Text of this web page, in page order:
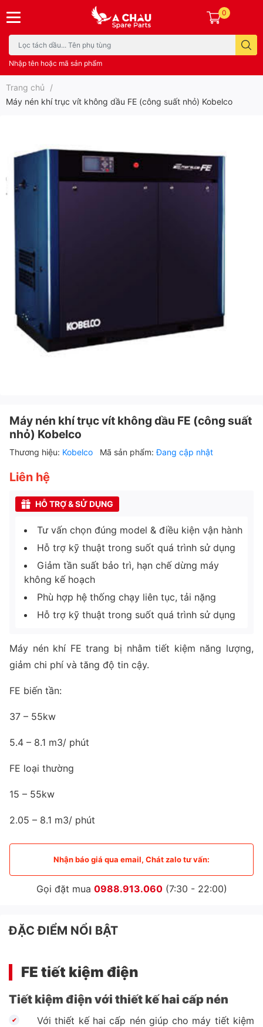
Nhập tên hoặc mã sản phẩm
0
Trang chủ
/
Máy nén khí trục vít không dầu FE (công suất nhỏ) Kobelco
Máy nén khí trục vít không dầu FE (công suất
nhỏ) Kobelco
Thương hiệu: Kobelco Mã sản phẩm:Đang cập nhật
Liên hệ
HỖ TRỢ & SỬ DỤNG
Tư vấn chọn đúng model & điều kiện vận hành
Hỗ trợ kỹ thuật trong suốt quá trình sử dụng
Giảm tần suất bảo trì, hạn chế dừng máy
không kế hoạch
Phù hợp hệ thống chạy liên tục, tải nặng
Hỗ trợ kỹ thuật trong suốt quá trình sử dụng
Máy nén khí FE trang bị nhằm tiết kiệm năng lượng,
giảm chi phí và tăng độ tin cậy.
FE biến tần:
37 – 55kw
5.4 – 8.1 m3/ phút
FE loại thường
15 – 55kw
2.05 – 8.1 m3/ phút
Nhận báo giá qua email, Chát zalo tư vấn:
Gọi đặt mua 0988.913.060(7:30 - 22:00)
ĐẶC ĐIỂM NỔI BẬT
FE tiết kiệm điện
Tiết kiệm điện với thiết kế hai cấp nén
Với thiết kế hai cấp nén giúp cho máy tiết kiệm